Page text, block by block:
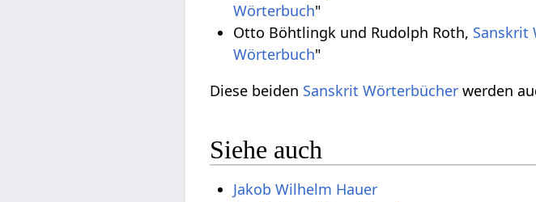
Wörterbuch"
Otto Böhtlingk und Rudolph Roth, Sanskrit
Wörterbuch"
Diese beiden Sanskrit Wörterbücher werden
Siehe auch
Jakob Wilhelm Hauer